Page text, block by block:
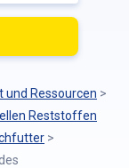
und Ressourcen >
Reststoffen
>